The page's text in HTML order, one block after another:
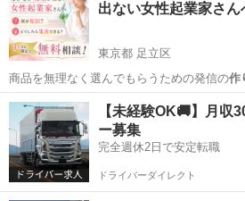
出ない女性起業家さん
東京都 足立区
商品を無理なく選んでもらうための発信の作
況に合わせて…
東京 足立区 セミナー 起業家
【未経験OK🚚】月収
ー募集
完全週休2日で安定転職
ドライバーダイレクト